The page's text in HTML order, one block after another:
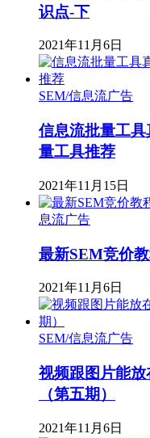
识点-下
2021年11月6日
SEM/信息流广告
信息流批量工
量工具推荐
2021年11月15日
息流广告
最新SEM竞价
2021年11月6日
SEM/信息流广告
视频跟图片能
（第五期）
2021年11月6日